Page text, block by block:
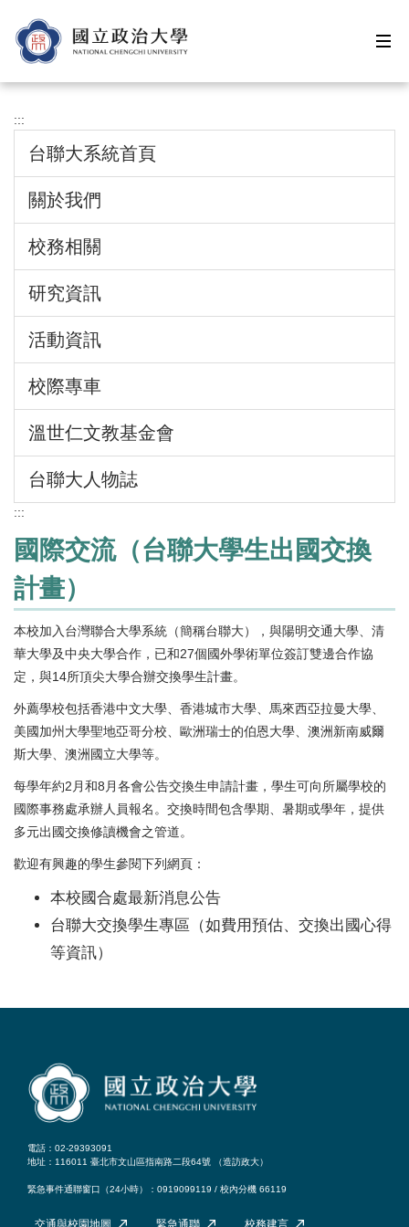
到
主
內
區
:::
台聯大系統首頁
關於我們
校務相關
研究資訊
活動資訊
校際專車
溫世仁文教基金會
台聯大人物誌
:::
國際交流（台聯大學生出國交換
計畫）
本校加入台灣聯合大學系統（簡稱台聯大），與陽明交通大學、清
華大學及中央大學合作，已和27個國外學術單位簽訂雙邊合作協
定，與14所頂尖大學合辦交換學生計畫。
外薦學校包括香港中文大學、香港城市大學、馬來西亞拉曼大學、
美國加州大學聖地亞哥分校、歐洲瑞士的伯恩大學、澳洲新南威爾
斯大學、澳洲國立大學等。
每學年約2月和8月各會公告交換生申請計畫，學生可向所屬學校的
國際事務處承辦人員報名。交換時間包含學期、暑期或學年，提供
多元出國交換修讀機會之管道。
歡迎有興趣的學生參閱下列網頁：
本校國合處最新消息公告
台聯大交換學生專區（如費用預估、交換出國心得
等資訊）
電話：02-29393091
地址：116011 臺北市文山區指南路二段64號 （造訪政大）
緊急事件通聯窗口（24小時）：0919099119 / 校內分機 66119
交通與校園地圖 緊急通聯 校務建言